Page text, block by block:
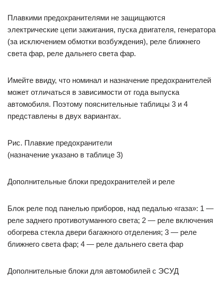
Плавкими предохранителями не защищаются
электрические цепи зажигания, пуска двигателя, генератора
(за исключением обмотки возбуждения), реле ближнего
света фар, реле дальнего света фар.
Имейте ввиду, что номинал и назначение предохранителей
может отличаться в зависимости от года выпуска
автомобиля. Поэтому пояснительные таблицы 3 и 4
представлены в двух вариантах.
Рис. Плавкие предохранители
(назначение указано в таблице 3)
Дополнительные блоки предохранителей и реле
Блок реле под панелью приборов, над педалью «газа»: 1 —
реле заднего противотуманного света; 2 — реле включения
обогрева стекла двери багажного отделения; 3 — реле
ближнего света фар; 4 — реле дальнего света фар
Дополнительные блоки для автомобилей с ЭСУД